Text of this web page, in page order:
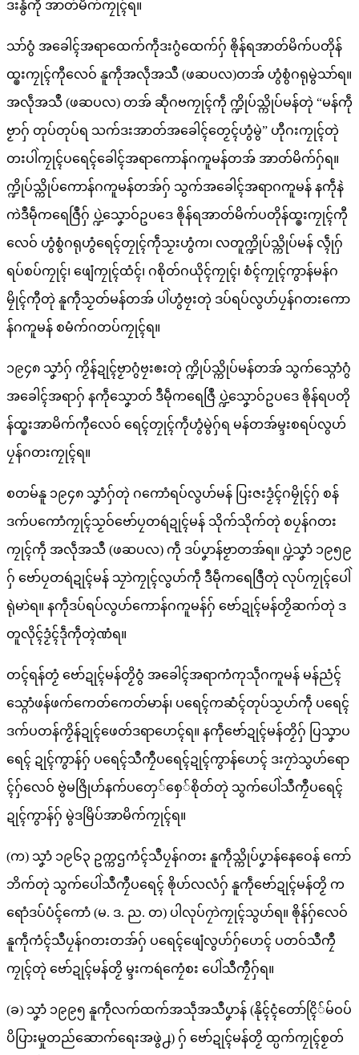
ဒးနွံကီု အာတ်မိက်ကၠုၚ်ရ။
သာ်ဝွံ အခေါၚ်အရာထေက်ကဵုဒးဂွံထေက်ဂှ် ၜိုန်ရအာတ်မိက်ပတိုန်
ထ္ၜးကၠုၚ်ကီုလေဝ် နူကဵုအလဵုအသဳ (ဖဆပလ)တအ် ဟွံစွံဂရုမွဲသာ်ရ။
အလဵုအသဳ (ဖဆပလ) တအ် ဆဵုဂဗကၠုၚ်ကဵု က္ဍိုပ်သ္ကိုပ်မန်တုဲ “မန်ကဵု
ဗၟာဂှ် တုပ်တုပ်ရ သက်ဒးအာတ်အခေါၚ်တၟေၚ်ဟွံမွဲ” ဟီုဂးကၠုၚ်တုဲ
တးပါဲကၠုၚ်ပရေၚ်ခေါၚ်အရာကောန်ဂကူမန်တအ် အာတ်မိက်ဂှ်ရ။
က္ဍိုပ်သ္ကိုပ်ကောန်ဂကူမန်တအ်ဂှ် သွက်အခေါၚ်အရာဂကူမန် နကဵုနဲ
ကဲဒဳမဵုကရေဇြဳဂှ် ပ္ဍဲသၞောဝ်ဥပဒေ ၜိုန်ရအာတ်မိက်ပတိုန်ထ္ၜးကၠုၚ်ကီု
လေဝ် ဟွံစွံဂရုဟွံရေၚ်တၠုၚ်ကဵုသၟးဟွံက၊ လတူက္ဍိုပ်သ္ကိုပ်မန် လ္ၚဵုဂှ်
ရပ်စပ်ကၠုၚ်၊ ဖျေံကၠုၚ်ထံၚ်၊ ဂစိုတ်ဂယိုၚ်ကၠုၚ်၊ စံၚ်ကၠုၚ်ကွာန်မန်ဂ
မၠိုၚ်ကီုတုဲ နူကဵုသၟတ်မန်တအ် ပါဲဟွံဗၠးတုဲ ဒပ်ရပ်လွဟ်ပၠန်ဂတးကော
န်ဂကူမန် စမံက်ဂတပ်ကၠုၚ်ရ။
၁၉၄၈ သၞာံဂှ် ကၟိန်ဍုၚ်ဗၟာဂွံဗၠးၜးတုဲ က္ဍိုပ်သ္ကိုပ်မန်တအ် သွက်သ္ဂောံဂွံ
အခေါၚ်အရာဂှ် နကဵုသၞောတ် ဒဳမဵုကရေဇြဳ ပ္ဍဲသၞောဝ်ဥပဒေ ၜိုန်ရပတို
န်ထ္ၜးအာမိက်ကီုလေဝ် ရေၚ်တၠုၚ်ကဵုဟွံမွဲဂှ်ရ မန်တအ်မ္ဒးစရပ်လွဟ်
ပၠန်ဂတးကၠုၚ်ရ။
စတမ်နူ ၁၉၄၈ သၞာံဂှ်တုဲ ဂကောံရပ်လွဟ်မန် ပြးဇးဒၟံၚ်ဂမၠိုၚ်ဂှ် စန်
ဒက်ပကောံကၠုၚ်သၟဝ်ဗော်ပၠတရဴဍုၚ်မန် သိုက်သိုက်တုဲ စပၠန်ဂတး
ကၠုၚ်ကဵု အလဵုအသဳ (ဖဆပလ) ကဵု ဒပ်ပၞာန်ဗၟာတအ်ရ။ ပ္ဍဲသၞာံ ၁၉၅၉
ဂှ် ဗော်ပၠတရဴဍုၚ်မန် သၠာဲကၠုၚ်လွဟ်ကဵု ဒဳမဵုကရေဇြဳတုဲ လုပ်ကၠုၚ်ပေါဲ
ရုဲမာဲရ။ နကဵုဒပ်ရပ်လွဟ်ကောန်ဂကူမန်ဂှ် ဗော်ဍုၚ်မန်တၟိဆက်တုဲ ဒ
တူလိုၚ်ဒၟံၚ်ဒဵုကဵုတ္ၚဲဏံရ။
တၚ်ရန်တၟံ ဗော်ဍုၚ်မန်တၟိဝွံ အခေါၚ်အရာကံကုသဵုဂကူမန် မန်ညံၚ်
သ္ဂောံဖန်ဖက်ကေတ်ကေတ်မာန်၊ ပရေၚ်ကဆံၚ်တုပ်သၟဟ်ကဵု ပရေၚ်
ဒက်ပတန်ကၟိန်ဍုၚ်ဖေတ်ဒရာဟေၚ်ရ။ နကဵုဗော်ဍုၚ်မန်တၟိဂှ် ပြသၞာပ
ရေၚ် ဍုၚ်ကွာန်ဂှ် ပရေၚ်သဳကၠဳပရေၚ်ဍုၚ်ကွာန်ဟေၚ် ဒးဂၠာဲသွဟ်ရော
ၚ်ဂှ်လေဝ် ဗွဲမဇြိုဟ်နက်ပတှေ်စှေ်စိုတ်တုဲ သွက်ပေါဲသဳကၠဳပရေၚ်
ဍုၚ်ကွာန်ဂှ် မွဲဒမြိပ်အာမိက်ကၠုၚ်ရ။
(က) သၞာံ ၁၉၆၃ ဥက္ကဌကံၚ်သဳပၠန်ဂတး နူကဵုသ္ကိုပ်ပၞာန်နေဝေန် ကော်
ဘိက်တုဲ သွက်ပေါဲသဳကၠဳပရေၚ် ၜိုဟ်လလံဂှ် နူကဵုဗော်ဍုၚ်မန်တၟိ က
ရောံဒပ်ပံၚ်ကောံ (မ. ဒ. ည. တ) ပါလုပ်ဂၠာဲကၠုၚ်သွဟ်ရ။ ၜိုန်ဂှ်လေဝ်
နူကဵုကံၚ်သဳပၠန်ဂတးတအ်ဂှ် ပရေၚ်ဖျေံလွဟ်ဂှ်ဟေၚ် ပတဝ်သဳကၠဳ
ကၠုၚ်တုဲ ဗော်ဍုၚ်မန်တၟိ မ္ဒးကရဴကၠေံစး ပေါဲသဳကၠဳဂှ်ရ။
(ခ) သၞာံ ၁၉၉၅ နူကဵုလက်ထက်အသဵုအသဳပၞာန် (နိုၚ်ၚံတော်ၚြိ်မ်ဝပ်
ပိပြားမှုတည်ဆောက်ရေးအဖွဲ႕) ဂှ် ဗော်ဍုၚ်မန်တၟိ ထ္ပက်ကၠုၚ်စၟတ်